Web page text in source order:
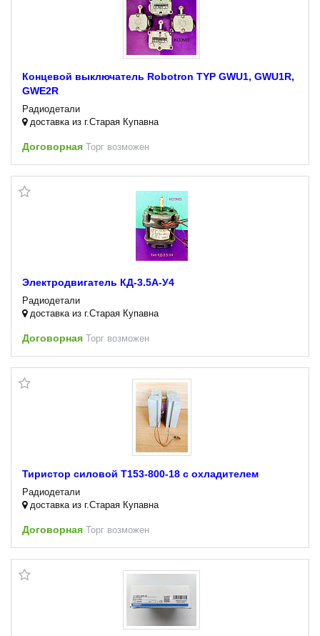
Концевой выключатель Robotron TYP GWU1, GWU1R,
GWE2R
Радиодетали
доставка из г.Старая Купавна
Договорная Торг возможен
Электродвигатель КД-3.5А-У4
Радиодетали
доставка из г.Старая Купавна
Договорная Торг возможен
Тиристор силовой Т153-800-18 с охладителем
Радиодетали
доставка из г.Старая Купавна
Договорная Торг возможен